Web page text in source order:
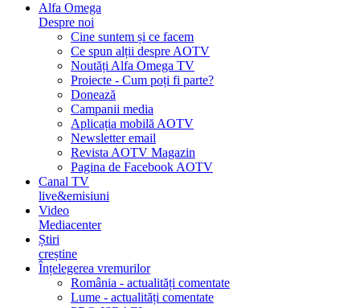
Alfa Omega
Despre noi
Cine suntem și ce facem
Ce spun alții despre AOTV
Noutăți Alfa Omega TV
Proiecte - Cum poți fi parte?
Donează
Campanii media
Aplicația mobilă AOTV
Newsletter email
Revista AOTV Magazin
Pagina de Facebook AOTV
Canal TV
live&emisiuni
Video
Mediacenter
Știri
creștine
Înțelegerea vremurilor
România - actualități comentate
Lume - actualități comentate